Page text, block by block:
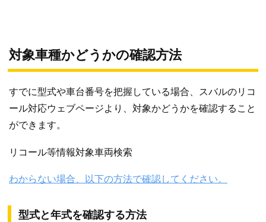
対象車種かどうかの確認方法
すでに型式や車台番号を把握している場合、スバルのリコ
ール対応ウェブページより、対象かどうかを確認すること
ができます。
リコール等情報対象車両検索
わからない場合、以下の方法で確認してください。
型式と年式を確認する方法